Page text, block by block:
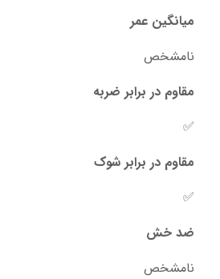
میانگین عمر
نامشخص
مقاوم در برابر ضربه
✅
مقاوم در برابر شوک
✅
ضد خش
نامشخص